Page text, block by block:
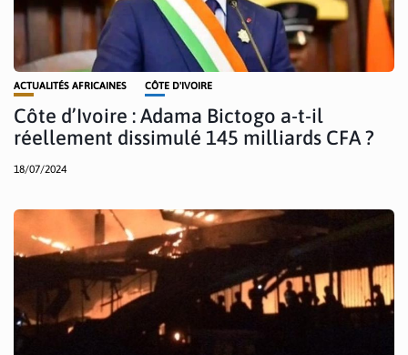
ACTUALITÉS AFRICAINES CÔTE D'IVOIRE
Côte d’Ivoire : Adama Bictogo a-t-il
réellement dissimulé 145 milliards CFA ?
18/07/2024